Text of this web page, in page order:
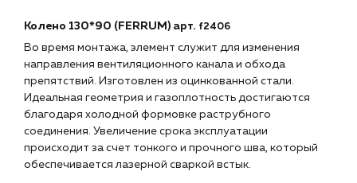
Колено 130*90 (FERRUM) арт. f2406
Во время монтажа, элемент служит для изменения
направления вентиляционного канала и обхода
препятствий. Изготовлен из оцинкованной стали.
Идеальная геометрия и газоплотность достигаются
благодаря холодной формовке раструбного
соединения. Увеличение срока эксплуатации
происходит за счет тонкого и прочного шва, который
обеспечивается лазерной сваркой встык.